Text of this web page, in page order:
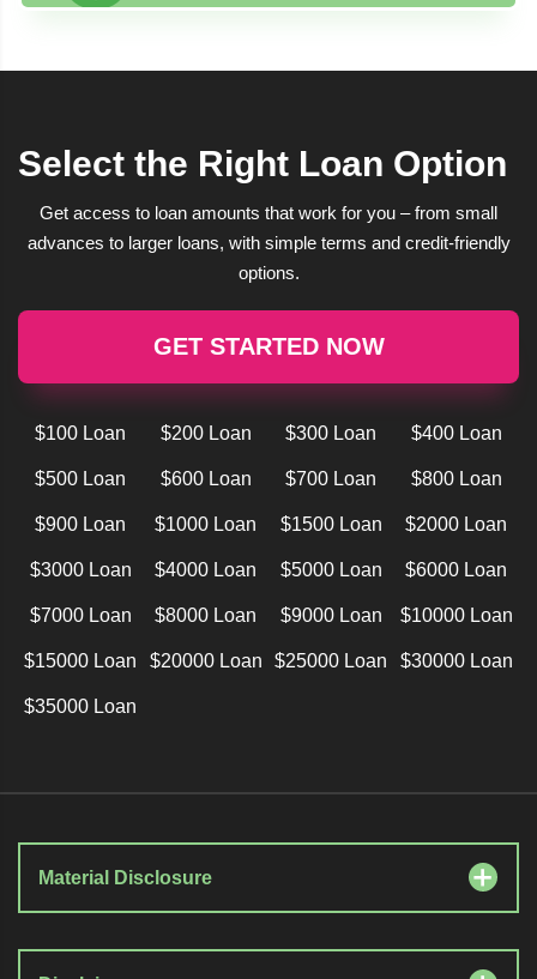
Select the Right Loan Option
Get access to loan amounts that work for you – from small
advances to larger loans, with simple terms and credit-friendly
options.
GET STARTED NOW
$100 Loan $200 Loan $300 Loan $400 Loan
$500 Loan $600 Loan $700 Loan $800 Loan
$900 Loan $1000 Loan $1500 Loan $2000 Loan
$3000 Loan $4000 Loan $5000 Loan $6000 Loan
$7000 Loan $8000 Loan $9000 Loan $10000 Loan
$15000 Loan $20000 Loan $25000 Loan $30000 Loan
$35000 Loan
Material Disclosure